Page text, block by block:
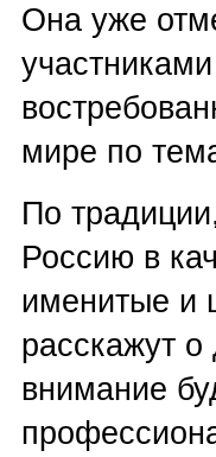
Она уже
мире по
По
Россию в
именитые и
расскажут
внимание